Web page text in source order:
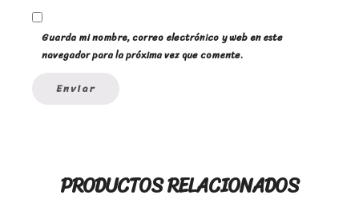
Guarda mi nombre, correo electrónico y web en este
navegador para la próxima vez que comente.
PRODUCTOS RELACIONADOS